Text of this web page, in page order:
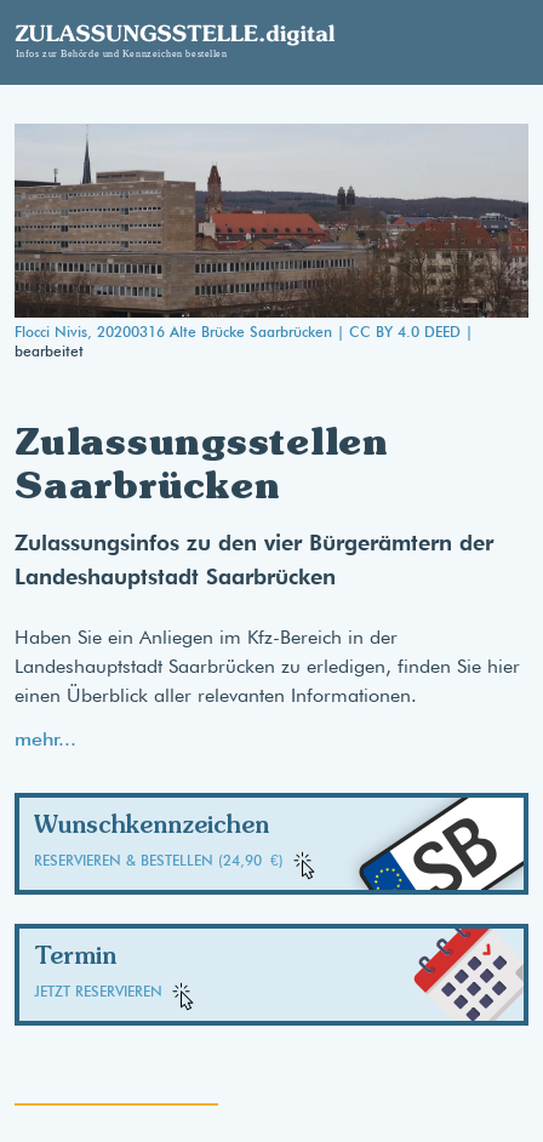
Flocci Nivis, 20200316 Alte Brücke Saarbrücken | CC BY 4.0 DEED |
bearbeitet
Zulassungsstellen
Saarbrücken
Zulassungsinfos zu den vier Bürgerämtern der
Landeshauptstadt Saarbrücken
Haben Sie ein Anliegen im Kfz-Bereich in der
Landeshauptstadt Saarbrücken zu erledigen, finden Sie hier
einen Überblick aller relevanten Informationen.
mehr...
Wunschkennzeichen
RESERVIEREN & BESTELLEN (24,90 €) SB
Termin
JETZT RESERVIEREN